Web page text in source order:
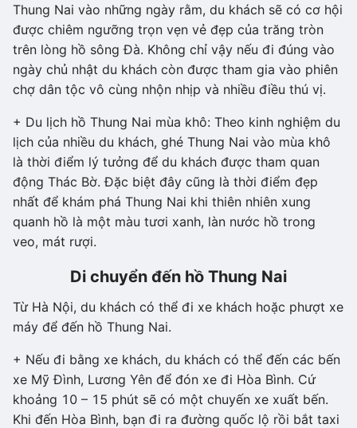
Thung Nai vào những ngày rằm, du khách sẽ có cơ hội
được chiêm ngưỡng trọn vẹn vẻ đẹp của trăng tròn
trên lòng hồ sông Đà. Không chỉ vậy nếu đi đúng vào
ngày chủ nhật du khách còn được tham gia vào phiên
chợ dân tộc vô cùng nhộn nhịp và nhiều điều thú vị.
+ Du lịch hồ Thung Nai mùa khô: Theo kinh nghiệm du
lịch của nhiều du khách, ghé Thung Nai vào mùa khô
là thời điểm lý tưởng để du khách được tham quan
động Thác Bờ. Đặc biệt đây cũng là thời điểm đẹp
nhất để khám phá Thung Nai khi thiên nhiên xung
quanh hồ là một màu tươi xanh, làn nước hồ trong
veo, mát rượi.
Di chuyển đến hồ Thung Nai
Từ Hà Nội, du khách có thể đi xe khách hoặc phượt xe
máy để đến hồ Thung Nai.
+ Nếu đi bằng xe khách, du khách có thể đến các bến
xe Mỹ Đình, Lương Yên để đón xe đi Hòa Bình. Cứ
khoảng 10 – 15 phút sẽ có một chuyến xe xuất bến.
Khi đến Hòa Bình, bạn đi ra đường quốc lộ rồi bắt taxi